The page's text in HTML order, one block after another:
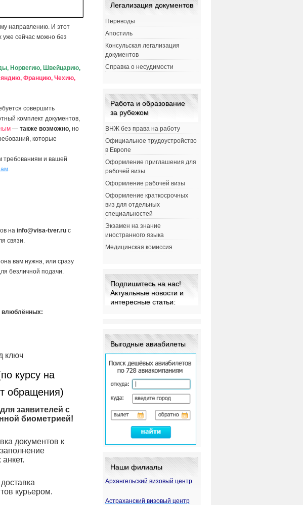
направлению. И этот
уже сейчас можно без
Норвегию, Швейцарию,
Францию, Чехию,
совершить
комплект документов,
—также возможно, но
которые
требованиям и вашей
.
наinfo@visa-tver.ru с
связи.
вам нужна, или сразу
безличной подачи.
влюблённых:
ключ
курсу на
обращения)
заявителей с
биометрией!
документов к
курьером.
Легализация документов
Переводы
Апостиль
Консульская легализация
документов
Справка о несудимости
Работа и образование
за рубежом
ВНЖ без права на работу
Официальное трудоустройство
в Европе
Оформление приглашения для
рабочей визы
Оформление рабочей визы
Оформление краткосрочных
виз для отдельных
специальностей
Экзамен на знание
иностранного языка
Медицинская комиссия
Подпишитесь на нас!
Актуальные новости и
интересные статьи:
Выгодные авиабилеты
Наши филиалы
Архангельский визовый центр
Астраханский визовый центр